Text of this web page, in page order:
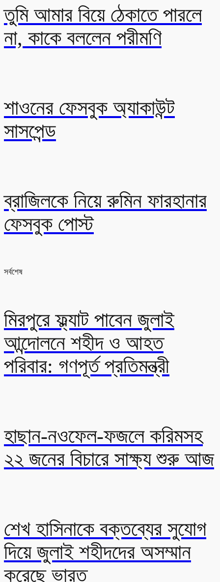
তুমি আমার বিয়ে ঠেকাতে পারলে
না, কাকে বললেন পরীমণি
শাওনের ফেসবুক অ্যাকাউন্ট
সাসপেন্ড
ব্রাজিলকে নিয়ে রুমিন ফারহানার
ফেসবুক পোস্ট
সর্বশেষ
মিরপুরে ফ্ল্যাট পাবেন জুলাই
আন্দোলনে শহীদ ও আহত
পরিবার: গণপূর্ত প্রতিমন্ত্রী
হাছান-নওফেল-ফজলে করিমসহ
২২ জনের বিচারে সাক্ষ্য শুরু আজ
শেখ হাসিনাকে বক্তব্যের সুযোগ
দিয়ে জুলাই শহীদদের অসম্মান
করেছে ভারত